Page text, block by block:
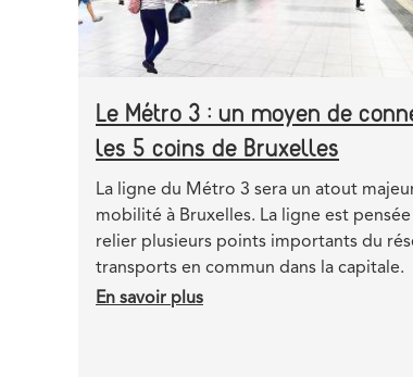
Le Métro 3 : un moyen de
les 5 coins de Bruxelles
Teaser
La ligne du Métro 3 sera un atout
mobilité à Bruxelles. La ligne est
relier plusieurs points importants du
transports en commun dans la capitale.
En savoir plus